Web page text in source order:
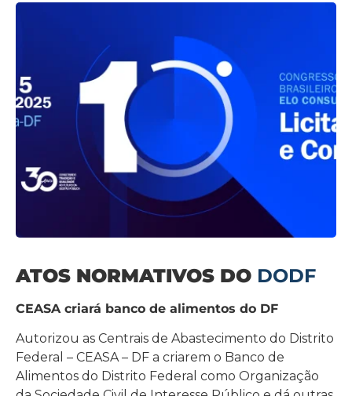
ATOS NORMATIVOS DO DODF
CEASA criará banco de alimentos do DF
Autorizou as Centrais de Abastecimento do Distrito
Federal – CEASA – DF a criarem o Banco de
Alimentos do Distrito Federal como Organização